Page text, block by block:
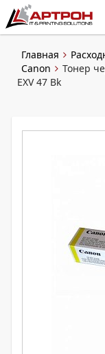
Главная
Canon
Тонер
EXV 47 Bk